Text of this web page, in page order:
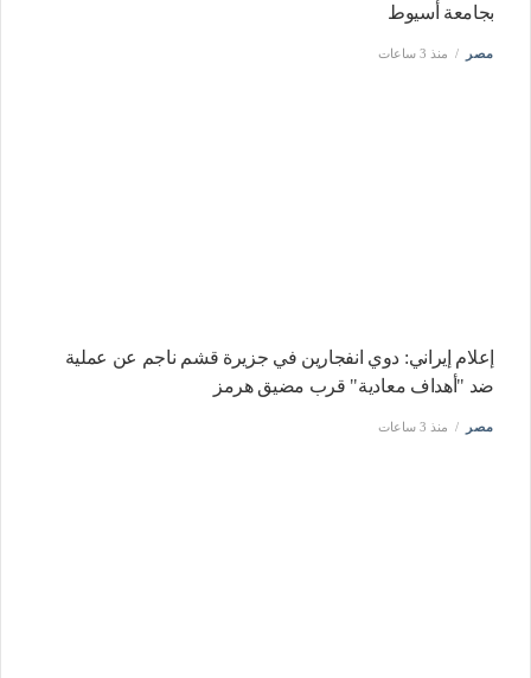
بجامعة أسيوط
مصر منذ 3 ساعات
إعلام إيراني: دوي انفجارين في جزيرة قشم ناجم عن عملية
ضد "أهداف معادية" قرب مضيق هرمز
مصر منذ 3 ساعات